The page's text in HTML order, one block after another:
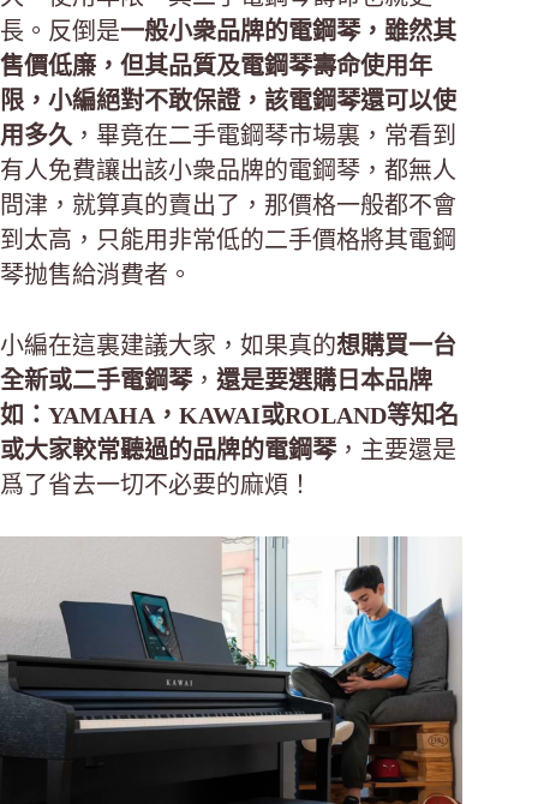
長。反倒是一般小衆品牌的電鋼琴，雖然其
售價低廉，但其品質及電鋼琴壽命使用年
限，小編絕對不敢保證，該電鋼琴還可以使
用多久 ，畢竟在二手電鋼琴市場裏，常看到
有人免費讓出該小衆品牌的電鋼琴，都無人
問津，就算真的賣出了，那價格一般都不會
到太高，只能用非常低的二手價格將其電鋼
琴抛售給消費者。
小編在這裏建議大家，如果真的想購買一台
全新或二手電鋼琴， 還是要選購日本品牌
如：YAMAHA，KAWAI或ROLAND等知名
或大家較常聽過的品牌的電鋼琴，主要還是
爲了省去一切不必要的麻煩！